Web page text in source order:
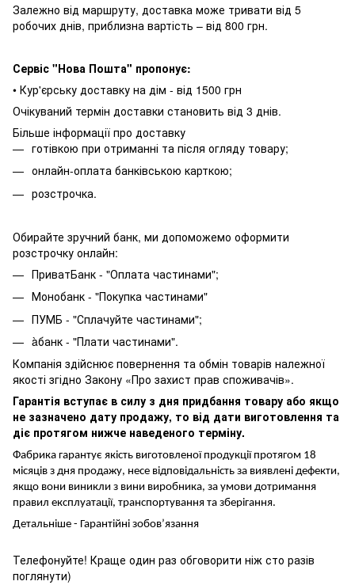
Залежно від маршруту, доставка може тривати від 5
робочих днів, приблизна вартість – від 800 грн.
Сервіс "Нова Пошта" пропонує:
• Кур'єрську доставку на дім - від 1500 грн
Очікуваний термін доставки становить від 3 днів.
Більше інформації про доставку
готівкою при отриманні та після огляду товару;
онлайн-оплата банківською карткою;
розстрочка.
Обирайте зручний банк, ми допоможемо оформити
розстрочку онлайн:
ПриватБанк - "Оплата частинами";
Монобанк - "Покупка частинами"
ПУМБ - "Сплачуйте частинами";
àбанк - "Плати частинами".
Компанія здійснює повернення та обмін товарів належної
якості згідно Закону «Про захист прав споживачів».
Гарантія вступає в силу з дня придбання товару або якщо
не зазначено дату продажу, то від дати виготовлення та
діє протягом нижче наведеного терміну.
Фабрика гарантує якість виготовленої продукції протягом 18
місяців з дня продажу, несе відповідальність за виявлені дефекти,
якщо вони виникли з вини виробника, за умови дотримання
правил експлуатації, транспортування та зберігання.
Детальніше - Гарантійні зобов’язання
Телефонуйте! Краще один раз обговорити ніж сто разів
поглянути)